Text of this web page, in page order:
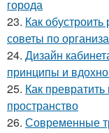
города
23. Как
советы по
24. Дизайн
принципы и
25. Как
пространство
26. Современные